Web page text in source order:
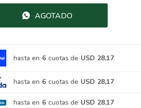
AGOTADO
hasta en 6 cuotas de USD 28,17
hasta en 6 cuotas de USD 28,17
hasta en 6 cuotas de USD 28,17